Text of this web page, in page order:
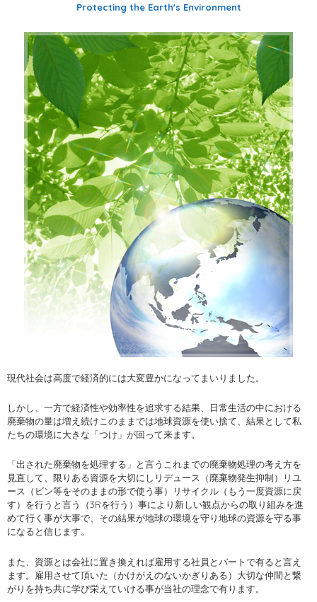
Protecting the Earth's Environment
現代社会は高度で経済的には大変豊かになってまいりました。
しかし、一方で経済性や効率性を追求する結果、日常生活の中における
廃棄物の量は増え続けこのままでは地球資源を使い捨て、結果として私
たちの環境に大きな「つけ」が回って来ます。
「出された廃棄物を処理する」と言うこれまでの廃棄物処理の考え方を
見直して、限りある資源を大切にしリデュース（廃棄物発生抑制）リユ
ース（ビン等をそのままの形で使う事）リサイクル（もう一度資源に戻
す）を行うと言う（3Rを行う）事により新しい観点からの取り組みを進
めて行く事が大事で、その結果が地球の環境を守り地球の資源を守る事
になると信じます。
また、資源とは会社に置き換えれば雇用する社員とパートで有ると言え
ます。雇用させて頂いた（かけがえのないかぎりある）大切な仲間と繋
がりを持ち共に学び栄えていける事が当社の理念で有ります。